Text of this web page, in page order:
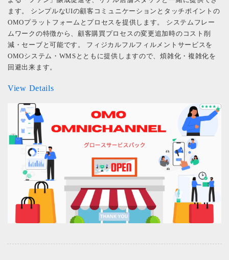
ます。 シンプルなUIの顧客コミュニケーションとタッチポイントの
OMOプラットフォームとプロセスを提供します。 システムフレー
ムワークの特徴から、顧客購買プロセスの変更追加時のコスト削
減・セーブと可能です。 フィジカルフルフィルメントサービスを
OMOシステム・WMSとともに提供しますので、煩雑化・複雑化を
回避出来ます。
View Details